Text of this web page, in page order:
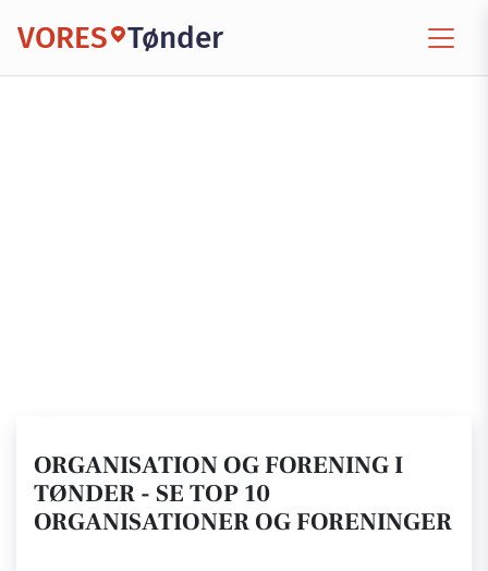
VORES Tønder
ORGANISATION OG FORENING I
TØNDER - SE TOP 10
ORGANISATIONER OG FORENINGER